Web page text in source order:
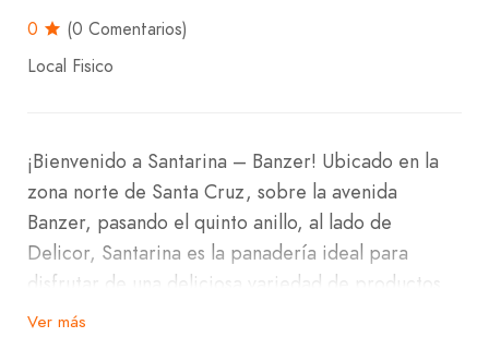
0
(0 Comentarios)
Local Fisico
¡Bienvenido a Santarina – Banzer! Ubicado en la
zona norte de Santa Cruz, sobre la avenida
Banzer, pasando el quinto anillo, al lado de
Delicor, Santarina es la panadería ideal para
disfrutar de una deliciosa variedad de productos
frescos y de alta calidad.
Ver más